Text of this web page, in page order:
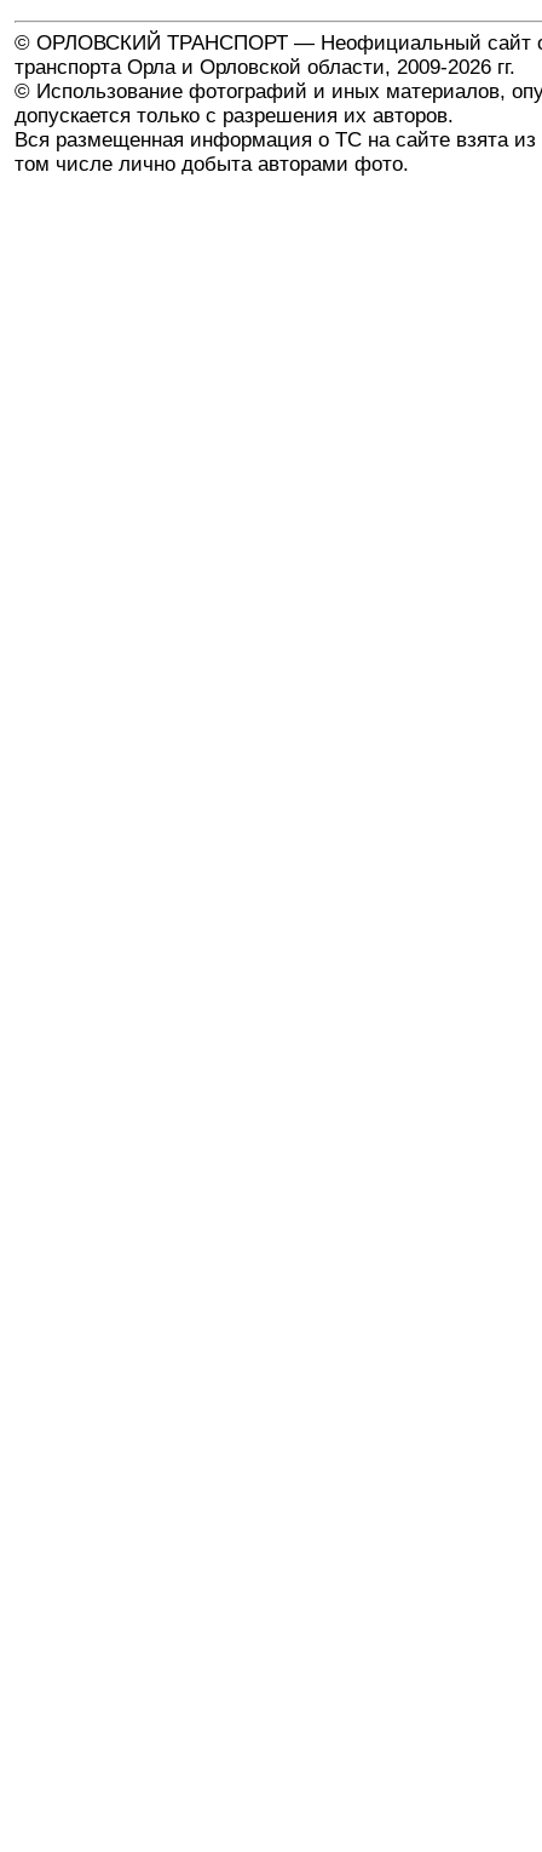
© ОРЛОВСКИЙ ТРАНСПОРТ — Неофициальный сайт
транспорта Орла и Орловской области, 2009-2026 гг.
© Использование фотографий и иных материалов,
допускается только с разрешения их авторов.
Вся размещенная информация о ТС на сайте взята из
том числе лично добыта авторами фото.